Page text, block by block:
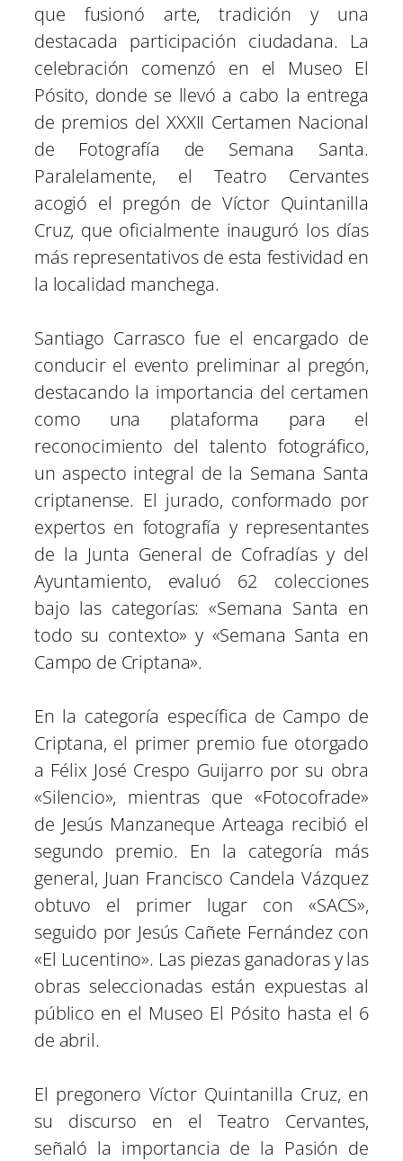
r
n
r r
n
r
n n
que fusionó arte, tradición y una
destacada participación ciudadana. La
celebración comenzó en el Museo El
Pósito, donde se llevó a cabo la entrega
de premios del XXXII Certamen Nacional
de Fotografía de Semana Santa.
Paralelamente, el Teatro Cervantes
acogió el pregón de Víctor Quintanilla
Cruz, que oficialmente inauguró los días
más representativos de esta festividad en
la localidad manchega.
Santiago Carrasco fue el encargado de
conducir el evento preliminar al pregón,
destacando la importancia del certamen
como una plataforma para el
reconocimiento del talento fotográfico,
un aspecto integral de la Semana Santa
criptanense. El jurado, conformado por
expertos en fotografía y representantes
de la Junta General de Cofradías y del
Ayuntamiento, evaluó 62 colecciones
bajo las categorías: «Semana Santa en
todo su contexto» y «Semana Santa en
Campo de Criptana».
En la categoría específica de Campo de
Criptana, el primer premio fue otorgado
a Félix José Crespo Guijarro por su obra
«Silencio», mientras que «Fotocofrade»
de Jesús Manzaneque Arteaga recibió el
segundo premio. En la categoría más
general, Juan Francisco Candela Vázquez
obtuvo el primer lugar con «SACS»,
seguido por Jesús Cañete Fernández con
«El Lucentino». Las piezas ganadoras y las
obras seleccionadas están expuestas al
público en el Museo El Pósito hasta el 6
de abril.
El pregonero Víctor Quintanilla Cruz, en
su discurso en el Teatro Cervantes,
señaló la importancia de la Pasión de